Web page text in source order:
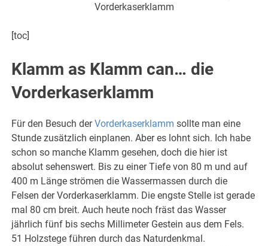
Vorderkaserklamm
[toc]
Klamm as Klamm can… die
Vorderkaserklamm
Für den Besuch derVorderkaserklamm sollte man eine
Stunde zusätzlich einplanen. Aber es lohnt sich. Ich habe
schon so manche Klamm gesehen, doch die hier ist
absolut sehenswert. Bis zu einer Tiefe von 80 m und auf
400 m Länge strömen die Wassermassen durch die
Felsen der Vorderkaserklamm. Die engste Stelle ist gerade
mal 80 cm breit. Auch heute noch fräst das Wasser
jährlich fünf bis sechs Millimeter Gestein aus dem Fels.
51 Holzstege führen durch das Naturdenkmal.